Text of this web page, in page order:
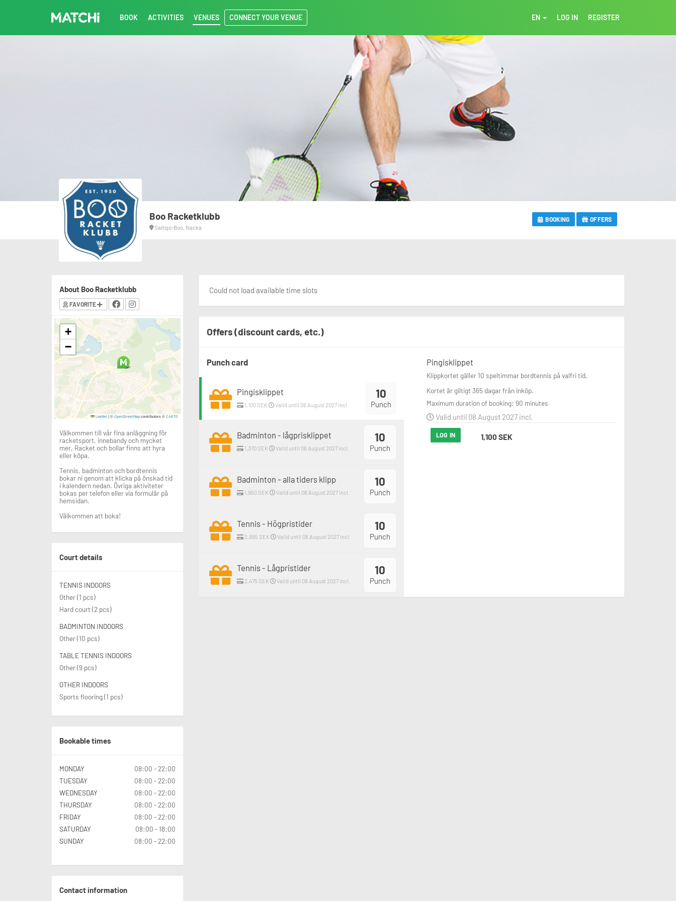
BOOK ACTIVITIES VENUES CONNECT YOUR VENUE EN LOG IN REGISTER
Boo Racketklubb
Saltsjö-Boo, Nacka
BOOKING OFFERS
Could not load available time slots
Offers (discount cards, etc.)
Punch card
10
Punch
Pingisklippet
1,100 SEK Valid until 08 August 2027 incl.
10
Punch
Badminton - lågprisklippet
1,370 SEK Valid until 08 August 2027 incl.
10
Punch
Badminton - alla tiders klipp
1,950 SEK Valid until 08 August 2027 incl.
10
Punch
Tennis - Högpristider
2,995 SEK Valid until 08 August 2027 incl.
10
Punch
Tennis - Lågpristider
2,475 SEK Valid until 08 August 2027 incl.
Pingisklippet
Klippkortet gäller 10 speltimmar bordtennis på valfri tid.
Kortet är giltigt 365 dagar från inköp.
Maximum duration of booking: 90 minutes
Valid until 08 August 2027 incl.
LOG IN 1,100 SEK
About Boo Racketklubb
FAVORITE
+
−
Leaflet |© OpenStreetMapcontributors © CARTO
Välkommen till vår fina anläggning för
racketsport, innebandy och mycket
mer. Racket och bollar finns att hyra
eller köpa.
Tennis, badminton och bordtennis
bokar ni genom att klicka på önskad tid
i kalendern nedan. Övriga aktiviteter
bokas per telefon eller via formulär på
hemsidan.
Välkommen att boka!
Court details
TENNIS INDOORS
Other (1 pcs)
Hard court (2 pcs)
BADMINTON INDOORS
Other (10 pcs)
TABLE TENNIS INDOORS
Other (9 pcs)
OTHER INDOORS
Sports flooring (1 pcs)
Bookable times
MONDAY
08:00 - 22:00
TUESDAY
08:00 - 22:00
WEDNESDAY
08:00 - 22:00
THURSDAY
08:00 - 22:00
FRIDAY
08:00 - 22:00
SATURDAY
08:00 - 18:00
SUNDAY
08:00 - 22:00
Contact information